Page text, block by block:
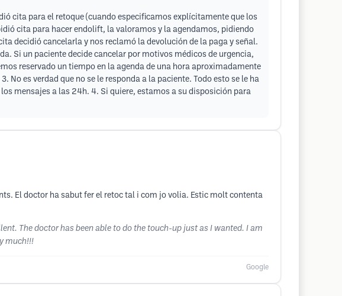
cita para el retoque (cuando especificamos explícitamente que los
cita para hacer endolift, la valoramos y la agendamos, pidiendo
decidió cancelarla y nos reclamó la devolución de la paga y señal.
Si un paciente decide cancelar por motivos médicos de urgencia,
reservado un tiempo en la agenda de una hora aproximadamente
es verdad que no se le responda a la paciente. Todo esto se le ha
mensajes a las 24h. 4. Si quiere, estamos a su disposición para
El doctor ha sabut fer el retoc tal i com jo volia. Estic molt contenta
The doctor has been able to do the touch-up just as I wanted. I am
much!!!
Google